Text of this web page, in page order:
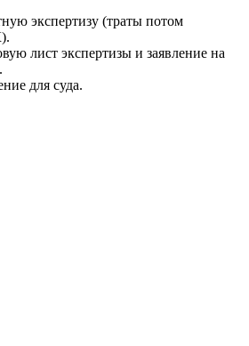
экспертизу (траты потом
лист экспертизы и заявление на
для суда.